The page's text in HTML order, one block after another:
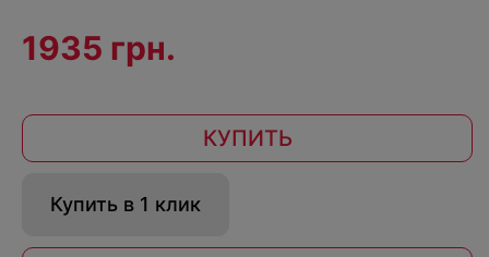
1935 грн.
КУПИТЬ
Купить в 1 клик